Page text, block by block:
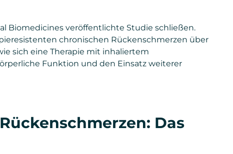
Biomedicines veröffentlichte Studie schließen.
chronischen Rückenschmerzen über
sich eine Therapie mit inhaliertem
Funktion und den Einsatz weiterer
Das